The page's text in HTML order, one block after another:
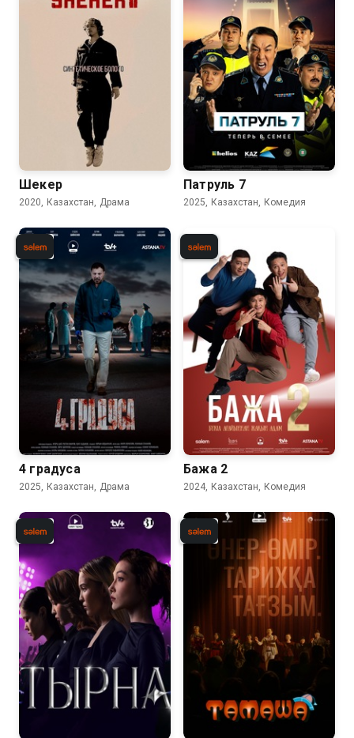
Шекер
2020, Казахстан, Драма
Патруль 7
2025, Казахстан, Комедия
4 градуса
2025, Казахстан, Драма
Бажа 2
2024, Казахстан, Комедия